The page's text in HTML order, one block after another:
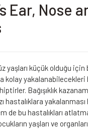
Ear, Nose
yaşları küçük olduğu için
kolay yakalanabilecekleri
Bağışıklık
hastalıklara
de bu hastalıkları
yaşları ve